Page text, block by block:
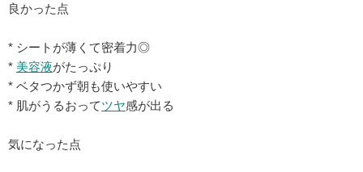
良かった点
* シートが薄くて密着力◎
* 美容液がたっぷり
* ベタつかず朝も使いやすい
* 肌がうるおってツヤ感が出る
気になった点